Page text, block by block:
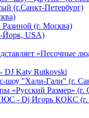
(г.Санкт-Петербург)
(г. Москва)
USA)
«Песочные
Katy Rutkovski
шоу "Хали-Гали" (г.
«Русский Размер» (г.
- Dj Игорь КОКС (г.